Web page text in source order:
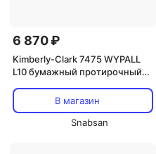
6 870 ₽
Kimberly-Clark 7475 WYPALL
L10 бумажный протирочный
В магазин
Snabsan